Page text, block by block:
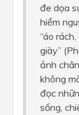
đe dọa
hiểm
“áo
giày”
ảnh
không
đọc
sống,